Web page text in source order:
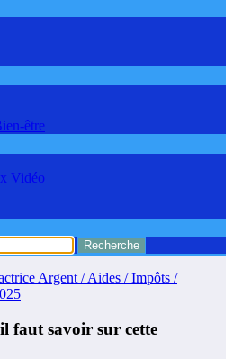
être
Vidéo
Argent / Aides / Impôts /
faut savoir sur cette